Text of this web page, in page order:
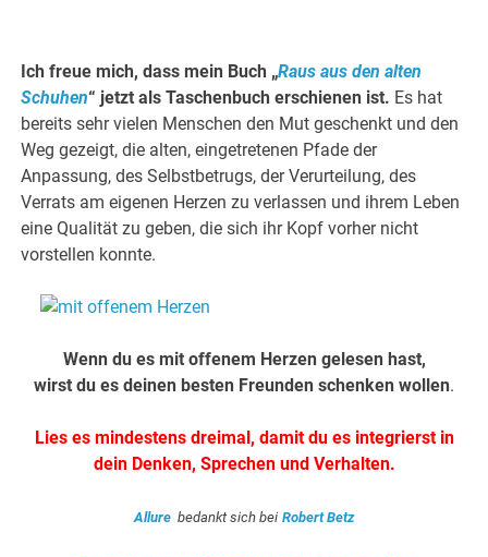
Ich freue mich, dass mein Buch „Raus aus den alten
Schuhen“ jetzt als Taschenbuch erschienen ist. Es hat
bereits sehr vielen Menschen den Mut geschenkt und den
Weg gezeigt, die alten, eingetretenen Pfade der
Anpassung, des Selbstbetrugs, der Verurteilung, des
Verrats am eigenen Herzen zu verlassen und ihrem Leben
eine Qualität zu geben, die sich ihr Kopf vorher nicht
vorstellen konnte.
Wenn du es mit offenem Herzen gelesen hast,
wirst du es deinen besten Freunden schenken wollen.
Lies es mindestens dreimal, damit du es integrierst in
dein Denken, Sprechen und Verhalten.
Allure bedankt sich bei Robert Betz